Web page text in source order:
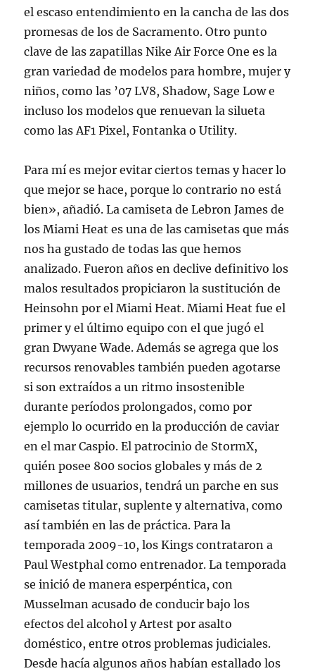
el escaso entendimiento en la cancha de las dos
promesas de los de Sacramento. Otro punto
clave de las zapatillas Nike Air Force One es la
gran variedad de modelos para hombre, mujer y
niños, como las ’07 LV8, Shadow, Sage Low e
incluso los modelos que renuevan la silueta
como las AF1 Pixel, Fontanka o Utility.
Para mí es mejor evitar ciertos temas y hacer lo
que mejor se hace, porque lo contrario no está
bien», añadió. La camiseta de Lebron James de
los Miami Heat es una de las camisetas que más
nos ha gustado de todas las que hemos
analizado. Fueron años en declive definitivo los
malos resultados propiciaron la sustitución de
Heinsohn por el Miami Heat. Miami Heat fue el
primer y el último equipo con el que jugó el
gran Dwyane Wade. Además se agrega que los
recursos renovables también pueden agotarse
si son extraídos a un ritmo insostenible
durante períodos prolongados, como por
ejemplo lo ocurrido en la producción de caviar
en el mar Caspio. El patrocinio de StormX,
quién posee 800 socios globales y más de 2
millones de usuarios, tendrá un parche en sus
camisetas titular, suplente y alternativa, como
así también en las de práctica. Para la
temporada 2009-10, los Kings contrataron a
Paul Westphal como entrenador. La temporada
se inició de manera esperpéntica, con
Musselman acusado de conducir bajo los
efectos del alcohol y Artest por asalto
doméstico, entre otros problemas judiciales.
Desde hacía algunos años habían estallado los